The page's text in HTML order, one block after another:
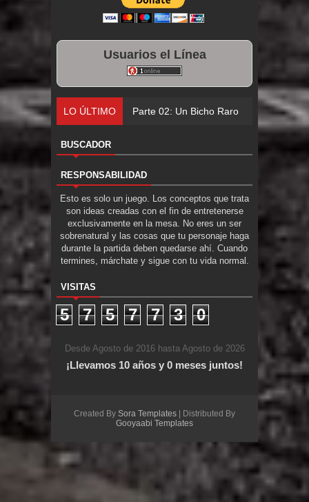
Usuarios el Línea
LO ÚLTIMO Parte 02: Un Bicho Raro
BUSCADOR
RESPONSABILIDAD
Esto es solo un juego. Los conceptos que trata
son ideas creadas con el fin de entretenerse
exclusivamente en la mesa. No eres un ser
sobrenatural y las cosas que tu personaje haga
durante la partida deben quedarse ahí. Cuando
termines, márchate y sigue con tu vida normal.
VISITAS
5 7 5 7 7 3 0
Desde Agosto de 2016 hasta Agosto de 2026
¡Llevamos 10 años y 0 meses juntos!
Created By Sora Templates | Distributed By
Gooyaabi Templates